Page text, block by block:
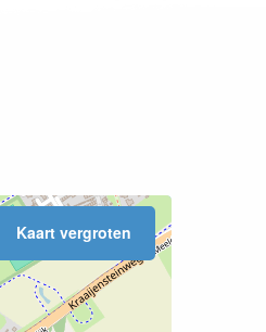
Kaart vergroten